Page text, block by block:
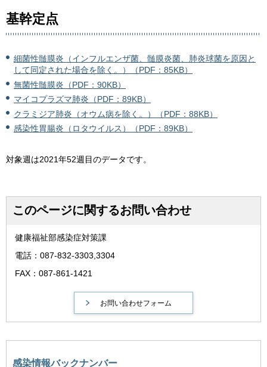
基幹定点
細菌性髄膜炎（インフルエンザ菌、髄膜炎菌、肺炎球菌を原因と
して同定された場合を除く。）（PDF：85KB）
無菌性髄膜炎（PDF：90KB）
マイコプラズマ肺炎（PDF：89KB）
クラミジア肺炎（オウム病を除く。）（PDF：88KB）
感染性胃腸炎（ロタウイルス）（PDF：89KB）
対象週は2021年52週目のデータです。
このページに関するお問い合わせ
健康福祉部感染症対策課
電話：087-832-3303,3304
FAX：087-861-1421
感染情報バックナンバー